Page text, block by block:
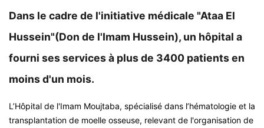
Dans le cadre de l'initiative médicale "Ataa El
Hussein"(Don de l'Imam Hussein), un hôpital a
fourni ses services à plus de 3400 patients en
moins d'un mois.
L’Hôpital de l'Imam Moujtaba, spécialisé dans l’hématologie et la
transplantation de moelle osseuse, relevant de l'organisation de